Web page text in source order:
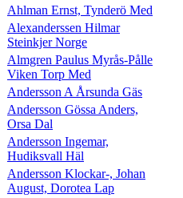
Ahlman Ernst, Tynderö Med
Alexanderssen Hilmar
Steinkjer Norge
Almgren Paulus Myrås-Pålle
Viken Torp Med
Andersson A Årsunda Gäs
Andersson Gössa Anders,
Orsa Dal
Andersson Ingemar,
Hudiksvall Häl
Andersson Klockar-, Johan
August, Dorotea Lap